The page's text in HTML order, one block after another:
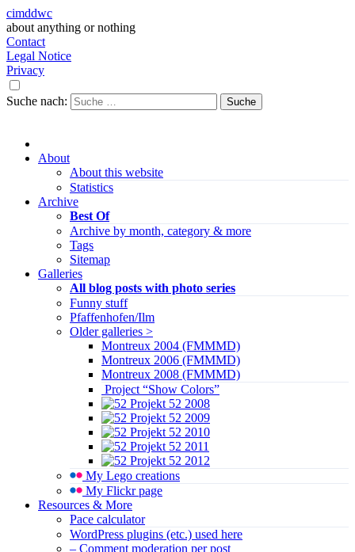
cimddwc
about anything or nothing
Contact
Legal Notice
Privacy
Suche nach:
About
About this website
Statistics
Archive
Best Of
Archive by month, category & more
Tags
Sitemap
Galleries
All blog posts with photo series
Funny stuff
Pfaffenhofen/Ilm
Older galleries >
Montreux 2004 (FMMMD)
Montreux 2006 (FMMMD)
Montreux 2008 (FMMMD)
Project “Show Colors”
Projekt 52 2008
Projekt 52 2009
Projekt 52 2010
Projekt 52 2011
Projekt 52 2012
My Lego creations
My Flickr page
Resources & More
Pace calculator
WordPress plugins (etc.) used here
– Comment moderation per post